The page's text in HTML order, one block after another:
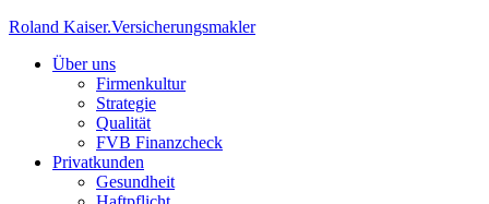
Roland Kaiser.Versicherungsmakler
Über uns
Firmenkultur
Strategie
Qualität
FVB Finanzcheck
Privatkunden
Gesundheit